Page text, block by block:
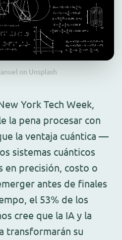
on Unsplash
York Tech Week,
la pena procesar con
la ventaja cuántica —
sistemas cuánticos
en precisión, costo o
antes de finales
el 53% de los
cree que la IA y la
transformarán su